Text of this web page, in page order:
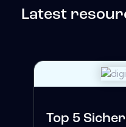
Latest
Top 5